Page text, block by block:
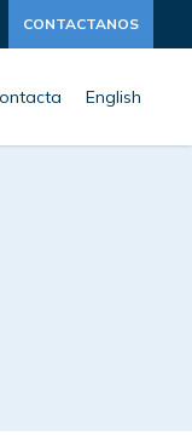
CONTACTANOS
English